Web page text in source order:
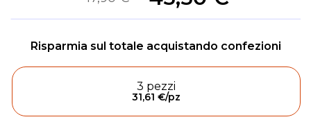
3 pezzi
31,61 €/pz